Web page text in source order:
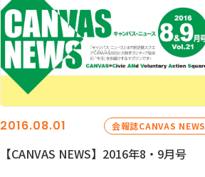
2016.08.01 会報誌CANVAS NEWS
【CANVAS NEWS】2016年8・9月号